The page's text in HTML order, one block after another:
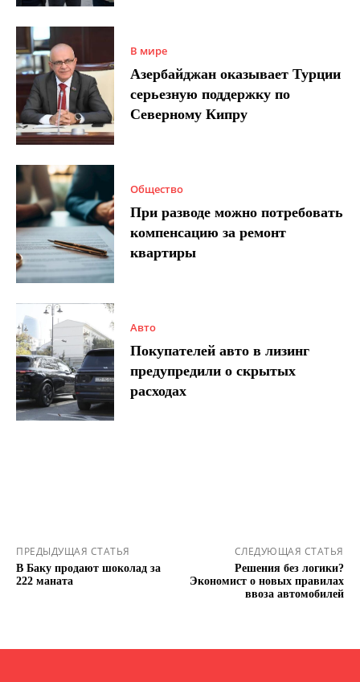
В мире
Азербайджан оказывает Турции
серьезную поддержку по
Северному Кипру
Общество
При разводе можно потребовать
компенсацию за ремонт
квартиры
Авто
Покупателей авто в лизинг
предупредили о скрытых
расходах
ПРЕДЫДУЩАЯ СТАТЬЯ
В Баку продают шоколад за
222 маната
СЛЕДУЮЩАЯ СТАТЬЯ
Решения без логики?
Экономист о новых правилах
ввоза автомобилей